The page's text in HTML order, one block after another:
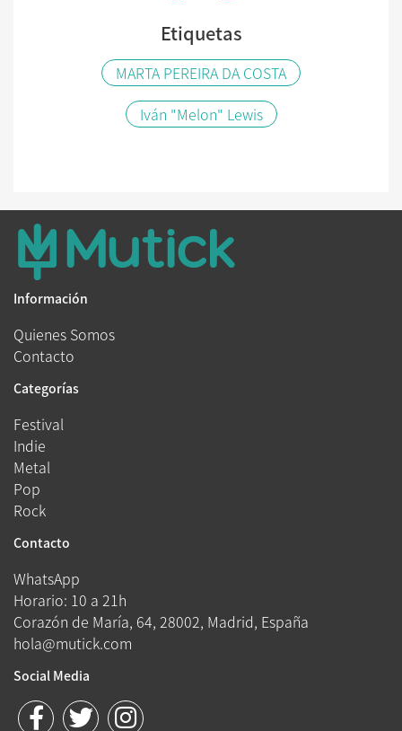
Etiquetas
MARTA PEREIRA DA COSTA
Iván "Melon" Lewis
Información
Quienes Somos
Contacto
Categorías
Festival
Indie
Metal
Pop
Rock
Contacto
WhatsApp
Horario: 10 a 21h
Corazón de María, 64, 28002, Madrid, España
hola@mutick.com
Social Media